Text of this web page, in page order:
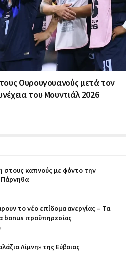
Ουρουγουανούς μετά τον
του Μουντιάλ 2026
στους καπνούς με φόντο την
Πάρνηθα
το νέο επίδομα ανεργίας – Τα
bonus προϋπηρεσίας
Λίμνη» της Εύβοιας